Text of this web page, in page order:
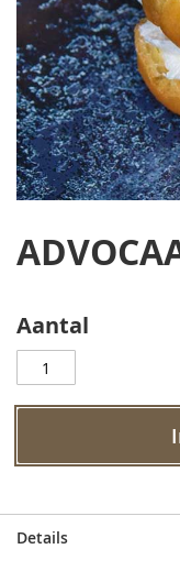
het
de
gallerij
Aantal
Details